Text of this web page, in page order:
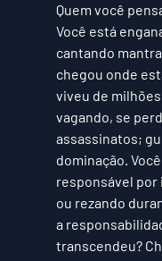
Quem você
Você está
cantando
chegou onde
viveu de
vagando, se
assassinatos;
dominação.
responsável por
ou rezando
a
transcendeu?